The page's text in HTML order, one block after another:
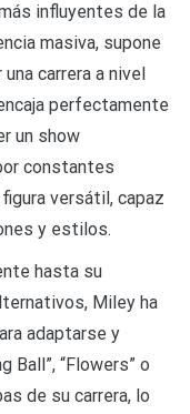
influyentes de la
masiva, supone
carrera a nivel
perfectamente
un show
constantes
versátil, capaz
y estilos.
hasta su
Miley ha
adaptarse y
Ball”, “Flowers” o
de su carrera, lo